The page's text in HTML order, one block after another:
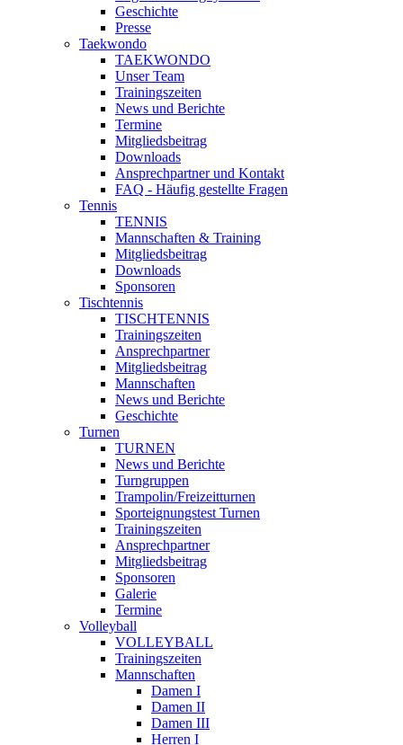
Geschichte
Presse
Taekwondo
TAEKWONDO
Unser Team
Trainingszeiten
News und Berichte
Termine
Mitgliedsbeitrag
Downloads
Ansprechpartner und Kontakt
FAQ - Häufig gestellte Fragen
Tennis
TENNIS
Mannschaften & Training
Mitgliedsbeitrag
Downloads
Sponsoren
Tischtennis
TISCHTENNIS
Trainingszeiten
Ansprechpartner
Mitgliedsbeitrag
Mannschaften
News und Berichte
Geschichte
Turnen
TURNEN
News und Berichte
Turngruppen
Trampolin/Freizeitturnen
Sporteignungstest Turnen
Trainingszeiten
Ansprechpartner
Mitgliedsbeitrag
Sponsoren
Galerie
Termine
Volleyball
VOLLEYBALL
Trainingszeiten
Mannschaften
Damen I
Damen II
Damen III
Herren I